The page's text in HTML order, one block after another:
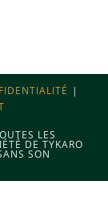
LES
DE TYKARO
SON